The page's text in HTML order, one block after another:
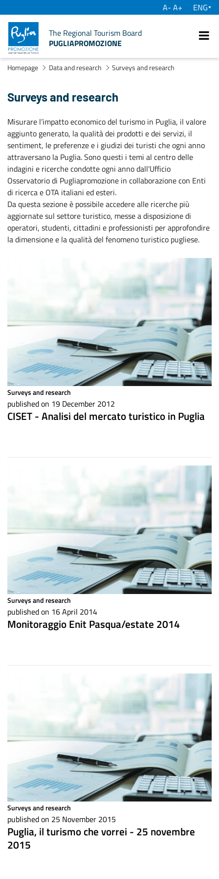
A- A+
The Regional Tourism Board
PUGLIAPROMOZIONE
Homepage Data and research Surveys and research
Surveys and research
Misurare l’impatto economico del turismo in Puglia, il valore
aggiunto generato, la qualità dei prodotti e dei servizi, il
sentiment, le preferenze e i giudizi dei turisti che ogni anno
attraversano la Puglia. Sono questi i temi al centro delle
indagini e ricerche condotte ogni anno dall’Ufficio
Osservatorio di Pugliapromozione in collaborazione con Enti
di ricerca e OTA italiani ed esteri.
Da questa sezione è possibile accedere alle ricerche più
aggiornate sul settore turistico, messe a disposizione di
operatori, studenti, cittadini e professionisti per approfondire
la dimensione e la qualità del fenomeno turistico pugliese.
Surveys and research
published on 19 December 2012
CISET - Analisi del mercato turistico in Puglia
Surveys and research
published on 16 April 2014
Monitoraggio Enit Pasqua/estate 2014
Surveys and research
published on 25 November 2015
Puglia, il turismo che vorrei - 25 novembre
2015